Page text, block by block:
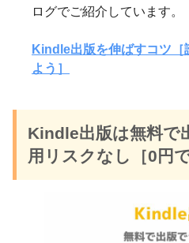
ログでご紹介しています。
Kindle出版を伸ばすコツ［
よう］
Kindle出版は無料で
用リスクなし［0円